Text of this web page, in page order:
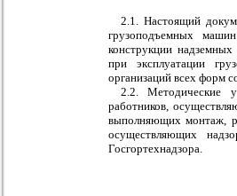
2.1. Настоящий
грузоподъемных
конструкции
при эксплуатации
организаций всех форм
2.2. Методические
работников,
выполняющих монтаж,
осуществляющих
Госгортехнадзора.